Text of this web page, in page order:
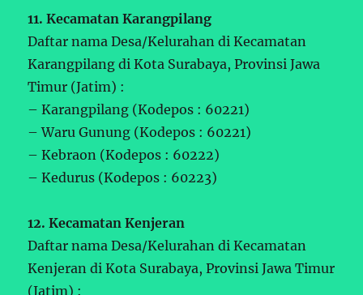
11. Kecamatan Karangpilang
Daftar nama Desa/Kelurahan di Kecamatan
Karangpilang di Kota Surabaya, Provinsi Jawa
Timur (Jatim) :
– Karangpilang (Kodepos : 60221)
– Waru Gunung (Kodepos : 60221)
– Kebraon (Kodepos : 60222)
– Kedurus (Kodepos : 60223)
12. Kecamatan Kenjeran
Daftar nama Desa/Kelurahan di Kecamatan
Kenjeran di Kota Surabaya, Provinsi Jawa Timur
(Jatim) :